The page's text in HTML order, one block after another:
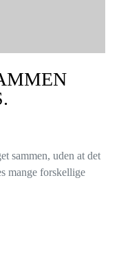
sammen, uden at det
mange forskellige